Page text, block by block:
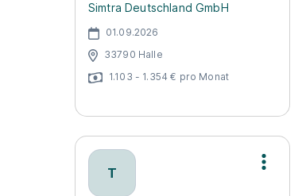
Simtra Deutschland GmbH
01.09.2026
33790 Halle
1.103 - 1.354 € pro Monat
T